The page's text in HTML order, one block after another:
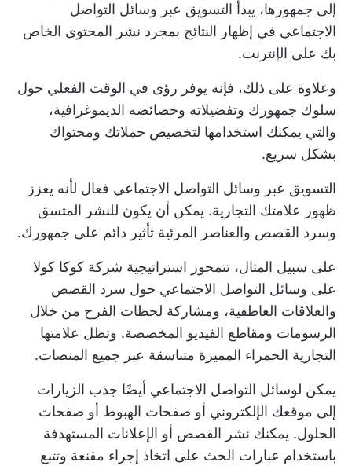
إلى جمهورها، يبدأ التسويق عبر وسائل التواصل
الاجتماعي في إظهار النتائج بمجرد نشر المحتوى الخاص
بك على الإنترنت.
وعلاوة على ذلك، فإنه يوفر رؤى في الوقت الفعلي حول
سلوك جمهورك وتفضيلاته وخصائصه الديموغرافية،
والتي يمكنك استخدامها لتخصيص حملاتك ومحتواك
بشكل سريع.
التسويق عبر وسائل التواصل الاجتماعي فعال لأنه يعزز
ظهور علامتك التجارية. يمكن أن يكون للنشر المتسق
وسرد القصص والعناصر المرئية تأثير دائم على جمهورك.
على سبيل المثال، تتمحور استراتيجية شركة كوكا كولا
على وسائل التواصل الاجتماعي حول سرد القصص
والعلاقات العاطفية، ومشاركة لحظات الفرح من خلال
الرسومات ومقاطع الفيديو المخصصة. وتظل علامتها
التجارية الحمراء المميزة متناسقة عبر جميع المنصات.
يمكن لوسائل التواصل الاجتماعي أيضًا جذب الزيارات
إلى موقعك الإلكتروني أو صفحات الهبوط أو صفحات
الحلول. يمكنك نشر القصص أو الإعلانات المستهدفة
باستخدام عبارات الحث على اتخاذ إجراء مقنعة وتتبع